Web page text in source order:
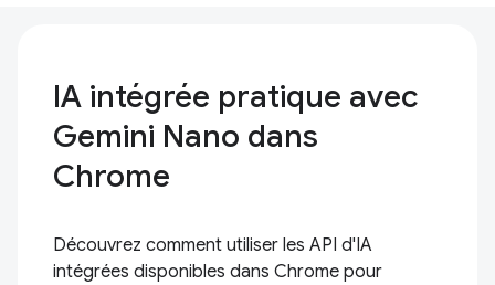
IA intégrée pratique avec
Gemini Nano dans
Chrome
Découvrez comment utiliser les API d'IA
intégrées disponibles dans Chrome pour